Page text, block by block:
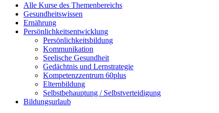
Alle Kurse des Themenbereichs
Gesundheitswissen
Ernährung
Persönlichkeitsentwicklung
Persönlichkeitsbildung
Kommunikation
Seelische Gesundheit
Gedächtnis und Lernstrategie
Kompetenzzentrum 60plus
Elternbildung
Selbstbehauptung / Selbstverteidigung
Bildungsurlaub